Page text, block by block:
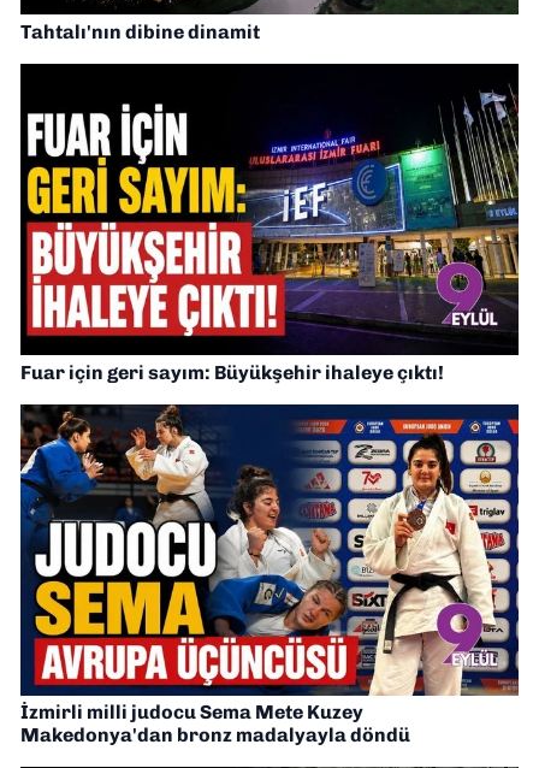
Tahtalı'nın dibine dinamit
Fuar için geri sayım: Büyükşehir ihaleye çıktı!
İzmirli milli judocu Sema Mete Kuzey
Makedonya'dan bronz madalyayla döndü